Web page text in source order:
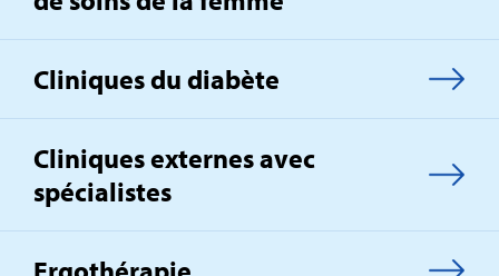
Cliniques du diabète
Cliniques externes avec
spécialistes